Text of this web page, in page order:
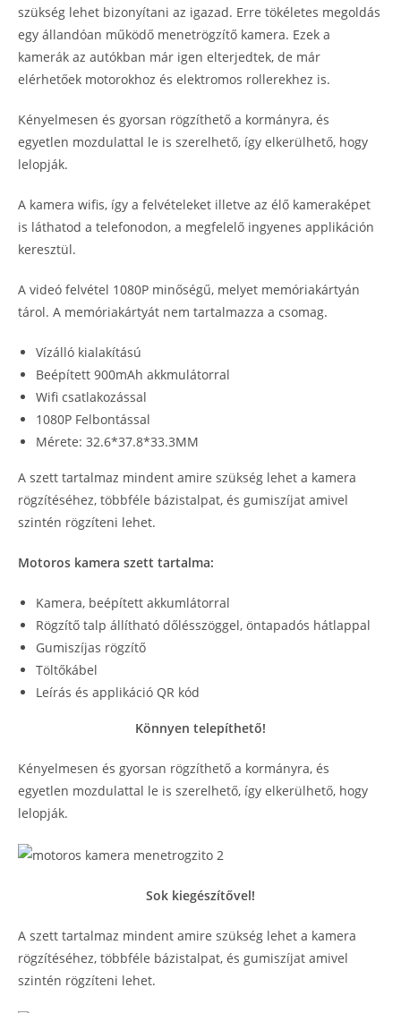
szükség lehet bizonyítani az igazad. Erre tökéletes megoldás
egy állandóan működő menetrögzítő kamera. Ezek a
kamerák az autókban már igen elterjedtek, de már
elérhetőek motorokhoz és elektromos rollerekhez is.
Kényelmesen és gyorsan rögzíthető a kormányra, és
egyetlen mozdulattal le is szerelhető, így elkerülhető, hogy
lelopják.
A kamera wifis, így a felvételeket illetve az élő kameraképet
is láthatod a telefonodon, a megfelelő ingyenes applikáción
keresztül.
A videó felvétel 1080P minőségű, melyet memóriakártyán
tárol. A memóriakártyát nem tartalmazza a csomag.
Vízálló kialakítású
Beépített 900mAh akkmulátorral
Wifi csatlakozással
1080P Felbontással
Mérete: 32.6*37.8*33.3MM
A szett tartalmaz mindent amire szükség lehet a kamera
rögzítéséhez, többféle bázistalpat, és gumiszíjat amivel
szintén rögzíteni lehet.
Motoros kamera szett tartalma:
Kamera, beépített akkumlátorral
Rögzítő talp állítható dőlésszöggel, öntapadós hátlappal
Gumiszíjas rögzítő
Töltőkábel
Leírás és applikáció QR kód
Könnyen telepíthető!
Kényelmesen és gyorsan rögzíthető a kormányra, és
egyetlen mozdulattal le is szerelhető, így elkerülhető, hogy
lelopják.
Sok kiegészítővel!
A szett tartalmaz mindent amire szükség lehet a kamera
rögzítéséhez, többféle bázistalpat, és gumiszíjat amivel
szintén rögzíteni lehet.